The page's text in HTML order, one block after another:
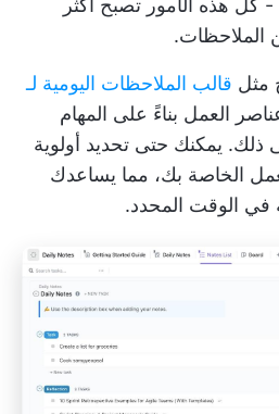
- كل هذه الأمور تصبح أكثر
الملاحظات.
مثل قالب الملاحظات اليومية لـ
العمل بناءً على المهام
ذلك. يمكنك حتى تحديد أولوية
الخاصة بك، مما يساعدك
في الوقت المحدد.